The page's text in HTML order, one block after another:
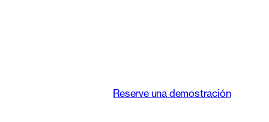
Reserve una demostración